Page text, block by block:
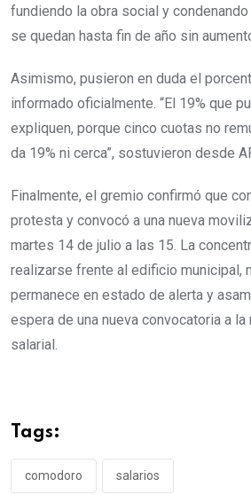
fundiendo la obra social y
se quedan hasta fin de año sin
Asimismo, pusieron en duda el
informado oficialmente. “El 19% que
expliquen, porque cinco cuotas no
da 19% ni cerca”, sostuvieron desde
Finalmente, el gremio confirmó que
protesta y convocó a una nueva
martes 14 de julio a las 15. La
realizarse frente al edificio municipal,
permanece en estado de alerta y
espera de una nueva convocatoria a
salarial.
Tags:
comodoro salarios